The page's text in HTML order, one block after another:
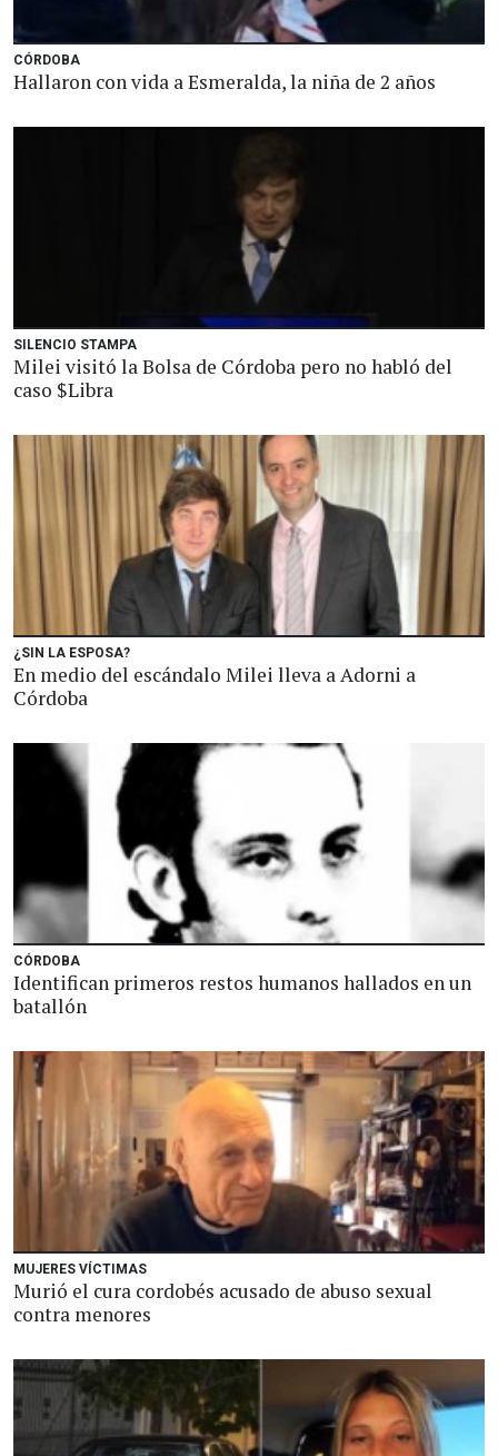
CÓRDOBA
Hallaron con vida a Esmeralda, la niña de 2 años
SILENCIO STAMPA
Milei visitó la Bolsa de Córdoba pero no habló del
caso $Libra
¿SIN LA ESPOSA?
En medio del escándalo Milei lleva a Adorni a
Córdoba
CÓRDOBA
Identifican primeros restos humanos hallados en un
batallón
MUJERES VÍCTIMAS
Murió el cura cordobés acusado de abuso sexual
contra menores